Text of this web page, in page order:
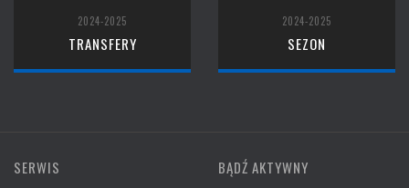
2024-2025
TRANSFERY
2024-2025
SEZON
SERWIS BĄDŹ AKTYWNY